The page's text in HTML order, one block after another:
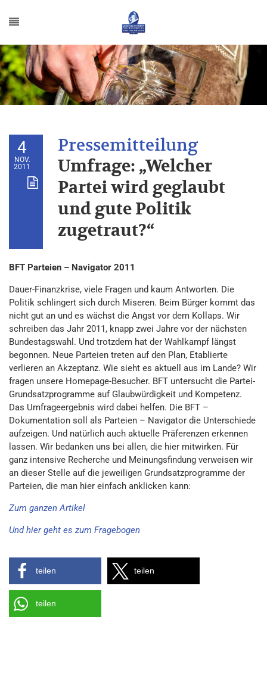
4
NOV.
2011
Umfrage: „Welcher
Partei wird geglaubt
und gute Politik
zugetraut?“
BFT Parteien – Navigator 2011
Dauer-Finanzkrise, viele Fragen und kaum Antworten. Die
Politik schlingert sich durch Miseren. Beim Bürger kommt das
nicht gut an und es wächst die Angst vor dem Kollaps. Wir
schreiben das Jahr 2011, knapp zwei Jahre vor der nächsten
Bundestagswahl. Und trotzdem hat der Wahlkampf längst
begonnen. Neue Parteien treten auf den Plan, Etablierte
verlieren an Akzeptanz. Wie sieht es aktuell aus im Lande? Wir
fragen unsere Homepage-Besucher. BFT untersucht die Partei-
Grundsatzprogramme auf Glaubwürdigkeit und Kompetenz.
Das Umfrageergebnis wird dabei helfen. Die BFT –
Dokumentation soll als Parteien – Navigator die Unterschiede
aufzeigen. Und natürlich auch aktuelle Präferenzen erkennen
lassen. Wir bedanken uns bei allen, die hier mitwirken. Für
ganz intensive Recherche und Meinungsfindung verweisen wir
an dieser Stelle auf die jeweiligen Grundsatzprogramme der
Parteien, die man hier einfach anklicken kann:
Zum ganzen Artikel
Und hier geht es zum Fragebogen
teilen teilen
teilen